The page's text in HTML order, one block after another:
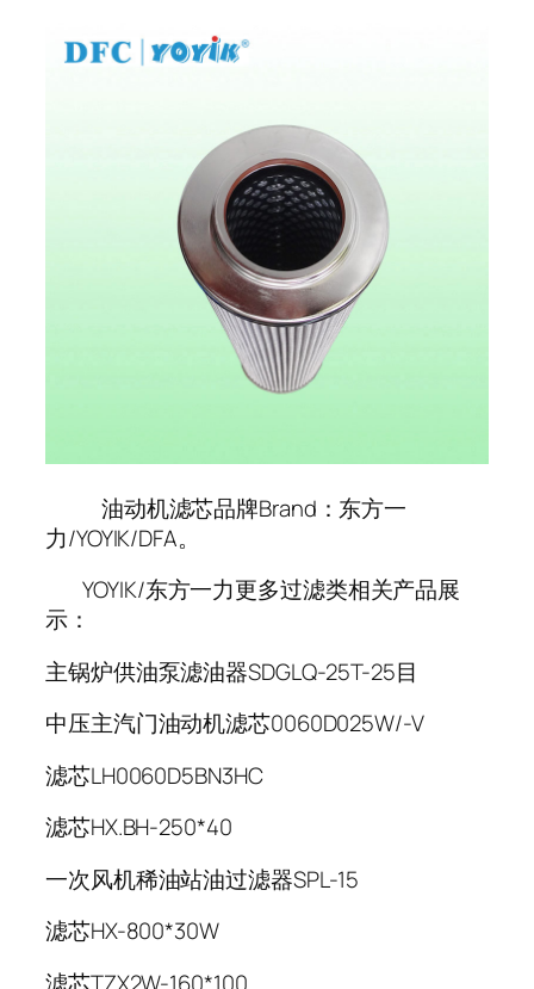
油动机滤芯品牌Brand：东方一
力/YOYIK/DFA。
YOYIK/东方一力更多过滤类相关产品展
示：
主锅炉供油泵滤油器SDGLQ-25T-25目
中压主汽门油动机滤芯0060D025W/-V
滤芯LH0060D5BN3HC
滤芯HX.BH-250*40
一次风机稀油站油过滤器SPL-15
滤芯HX-800*30W